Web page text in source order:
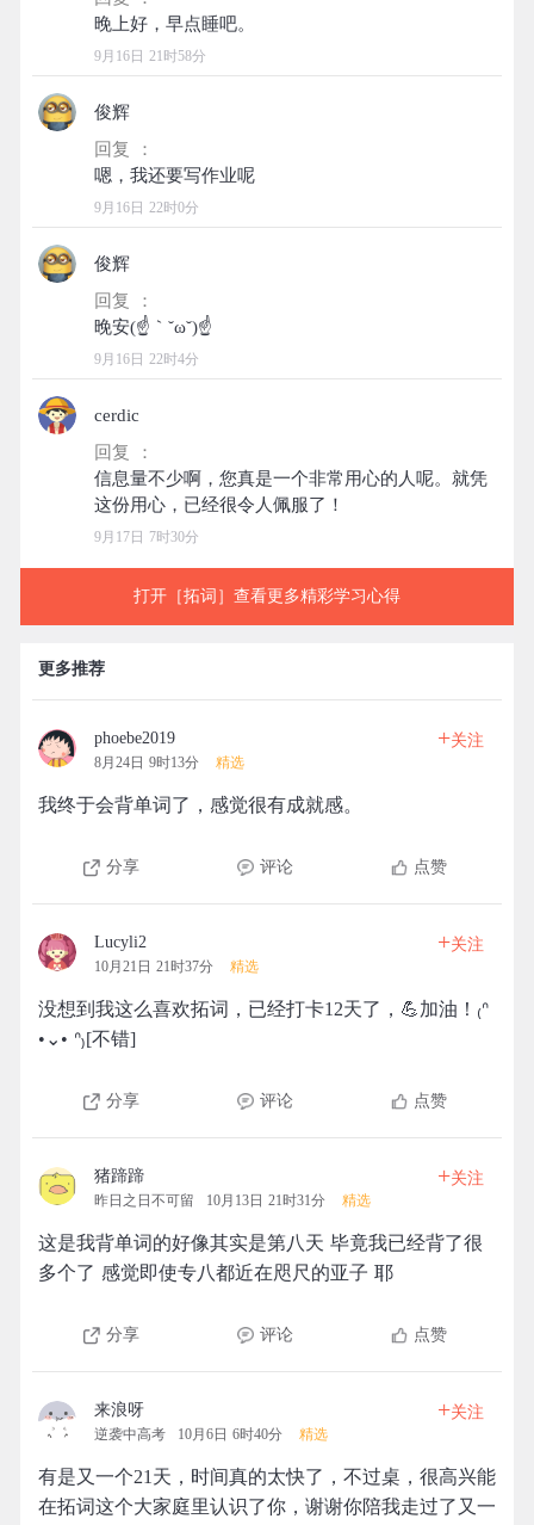
9月16日 21时58分
俊辉
回复 ：
9月16日 22时0分
俊辉
回复 ：
9月16日 22时4分
cerdic
回复 ：
信息量不少啊，您真是一个非常用心的人呢。就凭
9月17日 7时30分
打开［拓词］查看更多精彩学习心得
更多推荐
phoebe2019
8月24日 9时13分 精选
+关注
我终于会背单词了，感觉很有成就感。
分享 评论 点赞
Lucyli2
10月21日 21时37分 精选
+关注
没想到我这么喜欢拓词，已经打卡12天了，💪加油！₍ᐢ
•⌄• ᐢ₎[不错]
分享 评论 点赞
猪蹄蹄
昨日之日不可留 10月13日 21时31分 精选
+关注
这是我背单词的好像其实是第八天 毕竟我已经背了很
多个了 感觉即使专八都近在咫尺的亚子 耶
分享 评论 点赞
来浪呀
逆袭中高考 10月6日 6时40分 精选
+关注
有是又一个21天，时间真的太快了，不过桌，很高兴能
在拓词这个大家庭里认识了你，谢谢你陪我走过了又一